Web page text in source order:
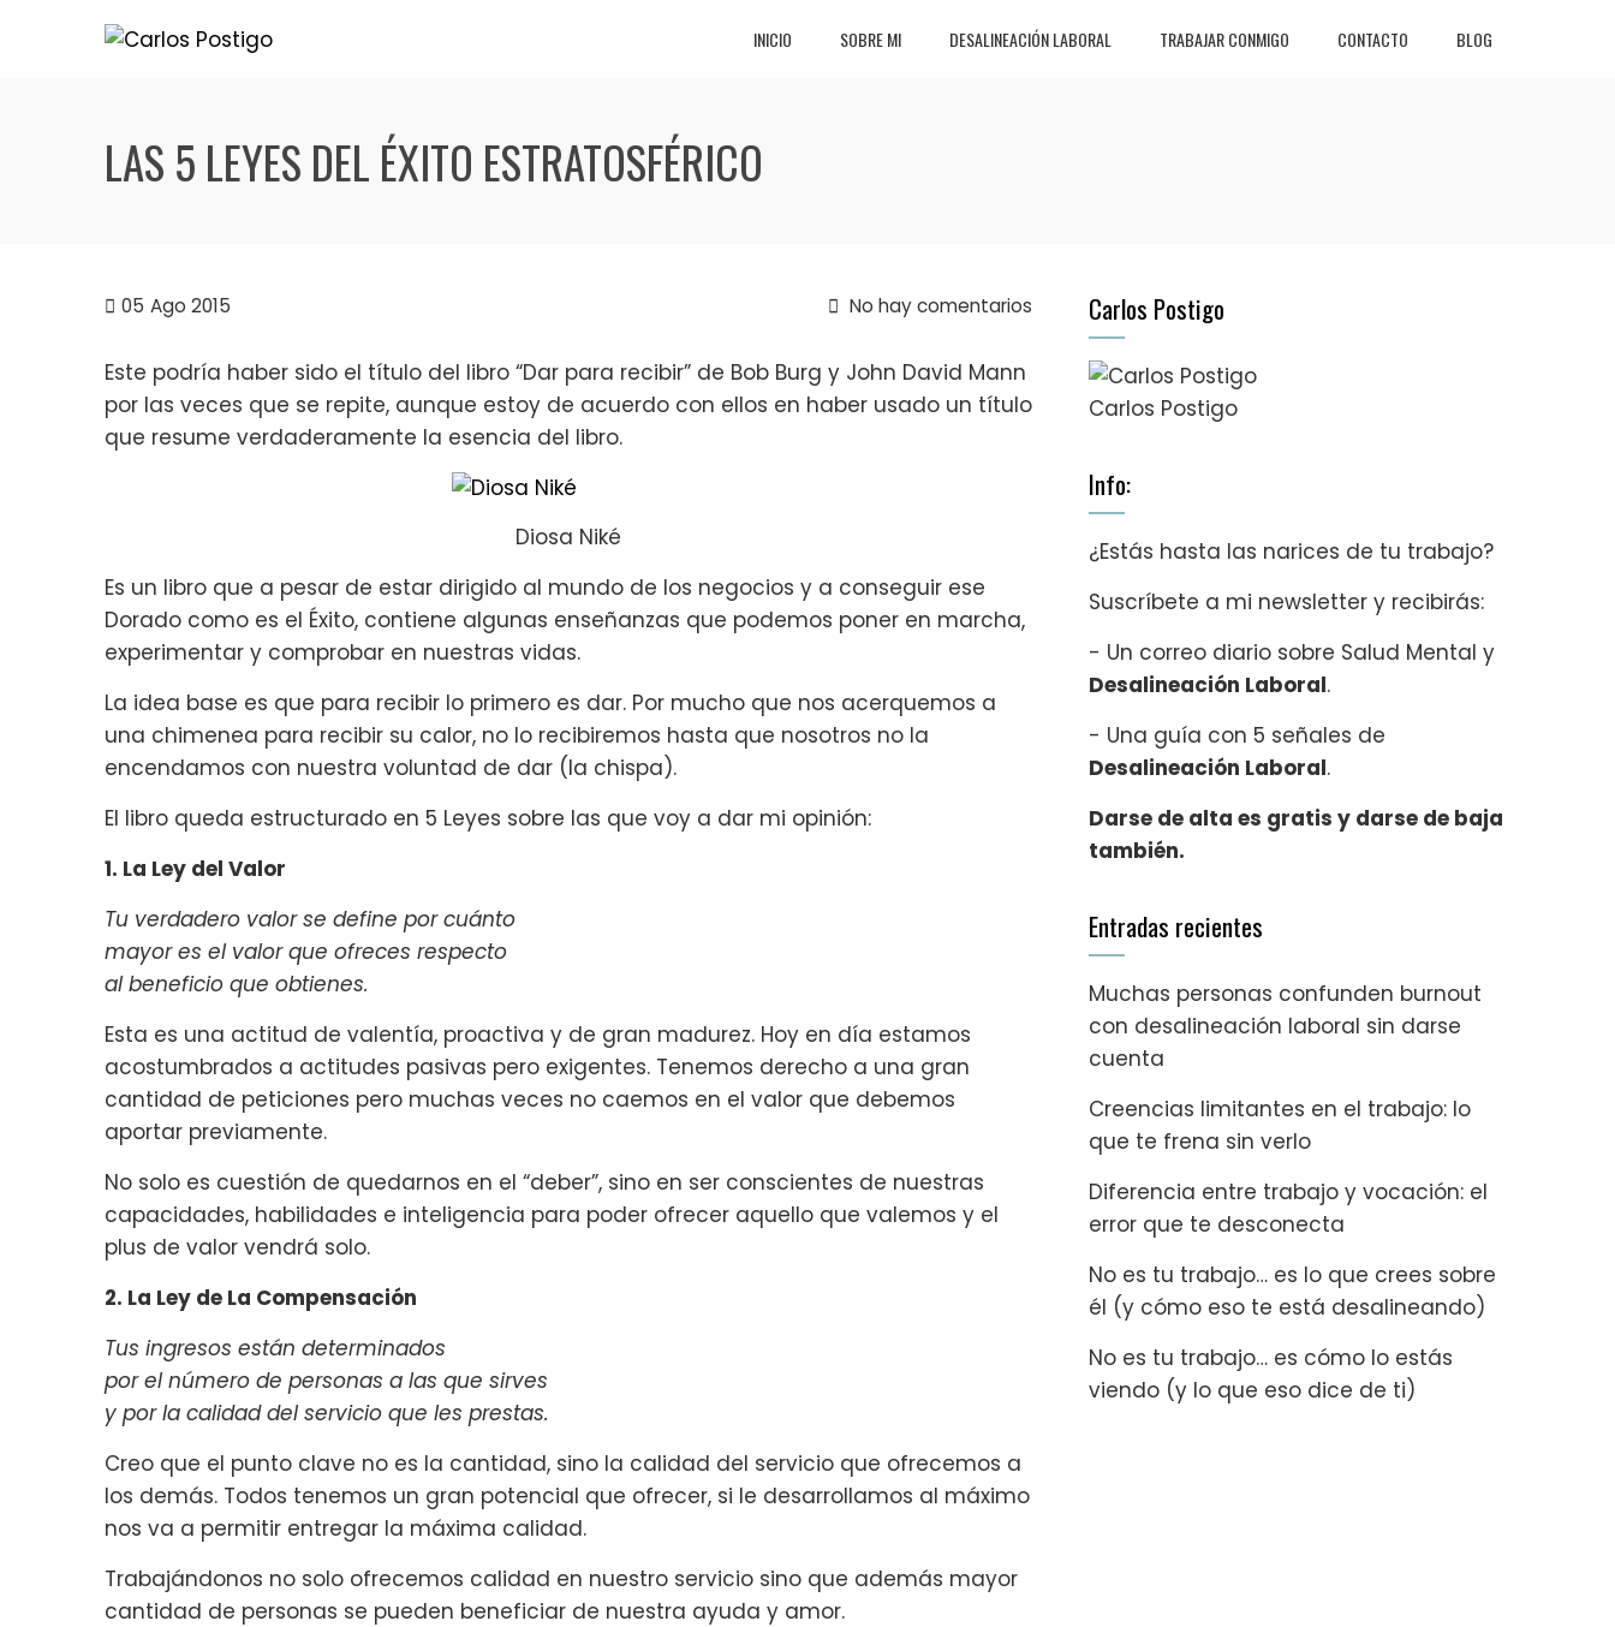
INICIO SOBRE MI DESALINEACIÓN LABORAL TRABAJAR CONMIGO CONTACTO BLOG
LAS 5 LEYES DEL ÉXITO ESTRATOSFÉRICO
05 Ago 2015 No hay comentarios
Este podría haber sido el título del libro “Dar para recibir” de Bob Burg y John David Mann
por las veces que se repite, aunque estoy de acuerdo con ellos en haber usado un título
que resume verdaderamente la esencia del libro.
Diosa Niké
Es un libro que a pesar de estar dirigido al mundo de los negocios y a conseguir ese
Dorado como es el Éxito, contiene algunas enseñanzas que podemos poner en marcha,
experimentar y comprobar en nuestras vidas.
La idea base es que para recibir lo primero es dar. Por mucho que nos acerquemos a
una chimenea para recibir su calor, no lo recibiremos hasta que nosotros no la
encendamos con nuestra voluntad de dar (la chispa).
El libro queda estructurado en 5 Leyes sobre las que voy a dar mi opinión:
1. La Ley del Valor
Tu verdadero valor se define por cuánto
mayor es el valor que ofreces respecto
al beneficio que obtienes.
Esta es una actitud de valentía, proactiva y de gran madurez. Hoy en día estamos
acostumbrados a actitudes pasivas pero exigentes. Tenemos derecho a una gran
cantidad de peticiones pero muchas veces no caemos en el valor que debemos
aportar previamente.
No solo es cuestión de quedarnos en el “deber”, sino en ser conscientes de nuestras
capacidades, habilidades e inteligencia para poder ofrecer aquello que valemos y el
plus de valor vendrá solo.
2. La Ley de La Compensación
Tus ingresos están determinados
por el número de personas a las que sirves
y por la calidad del servicio que les prestas.
Creo que el punto clave no es la cantidad, sino la calidad del servicio que ofrecemos a
los demás. Todos tenemos un gran potencial que ofrecer, si le desarrollamos al máximo
nos va a permitir entregar la máxima calidad.
Trabajándonos no solo ofrecemos calidad en nuestro servicio sino que además mayor
cantidad de personas se pueden beneficiar de nuestra ayuda y amor.
Carlos Postigo
Carlos Postigo
Info:
¿Estás hasta las narices de tu trabajo?
Suscríbete a mi newsletter y recibirás:
- Un correo diario sobre Salud Mental y
Desalineación Laboral.
- Una guía con 5 señales de
Desalineación Laboral.
Darse de alta es gratis y darse de baja
también.
Entradas recientes
Muchas personas confunden burnout
con desalineación laboral sin darse
cuenta
Creencias limitantes en el trabajo: lo
que te frena sin verlo
Diferencia entre trabajo y vocación: el
error que te desconecta
No es tu trabajo… es lo que crees sobre
él (y cómo eso te está desalineando)
No es tu trabajo… es cómo lo estás
viendo (y lo que eso dice de ti)